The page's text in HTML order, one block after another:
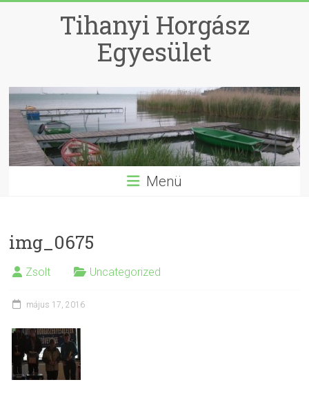
Tihanyi Horgász
Egyesület
Menü
img_0675
Zsolt Uncategorized
május 17, 2016